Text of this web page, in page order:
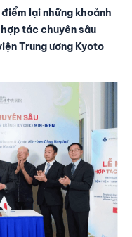
lại những khoảnh
tác chuyên sâu
Trung ương Kyoto